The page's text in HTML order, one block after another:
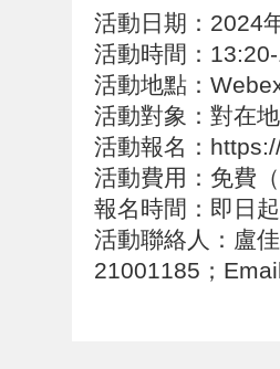
活動日期：2024
活動時間：
活動地點：
活動對象：對在
活動報名：
活動費用：免費
報名時間：即日
活動聯絡人：盧
21001185；